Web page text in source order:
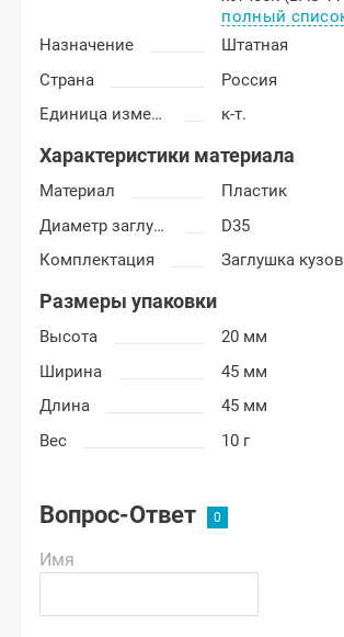
полный
Назначение
Штатная
Страна
Россия
Единица измерения
к-т.
Характеристики материала
Материал
Пластик
Диаметр заглушки
D35
Комплектация
Заглушка
Размеры упаковки
Высота
20 мм
Ширина
45 мм
Длина
45 мм
Вес
10 г
Вопрос-Ответ
Имя